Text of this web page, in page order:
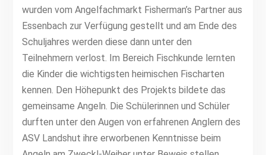
wurden vom Angelfachmarkt Fisherman’s Partner aus
Essenbach zur Verfügung gestellt und am Ende des
Schuljahres werden diese dann unter den
Teilnehmern verlost. Im Bereich Fischkunde lernten
die Kinder die wichtigsten heimischen Fischarten
kennen. Den Höhepunkt des Projekts bildete das
gemeinsame Angeln. Die Schülerinnen und Schüler
durften unter den Augen von erfahrenen Anglern des
ASV Landshut ihre erworbenen Kenntnisse beim